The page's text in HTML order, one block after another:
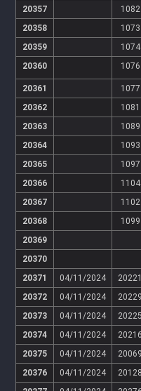
20357 1082
20358
1073
20359
1074
20360
1076
20361 1077
20362
1081
20363
1089
20364
1093
20365
1097
20366
1104
20367
1102
20368
1099
20369
20370
20371
04/11/2024 20221
20372
04/11/2024 20229
20373
04/11/2024 20225
20374
04/11/2024 20216
20375
04/11/2024 20069
20376
04/11/2024 20128